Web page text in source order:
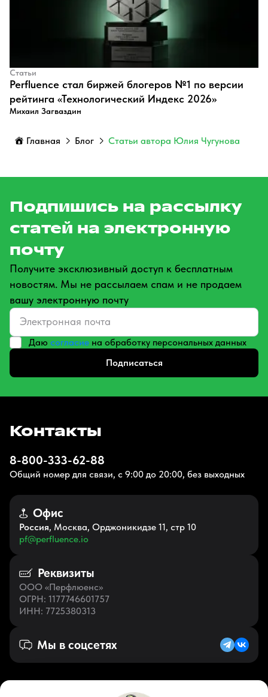
Статьи
Perfluence стал биржей блогеров №1 по версии
рейтинга «Технологический Индекс 2026»
Михаил Загваздин
Главная Блог Статьи автора Юлия Чугунова
Подпишись на рассылку
статей на электронную
почту
Получите эксклюзивный доступ к бесплатным
новостям. Мы не рассылаем спам и не продаем
вашу электронную почту
Даю согласие на обработку персональных данных
Подписаться
Контакты
8-800-333-62-88
Общий номер для связи, с 9:00 до 20:00, без выходных
Офис
Россия, Москва, Орджоникидзе 11, стр 10
pf@perfluence.io
Реквизиты
ООО «Перфлюенс»
ОГРН: 1177746601757
ИНН: 7725380313
Мы в соцсетях